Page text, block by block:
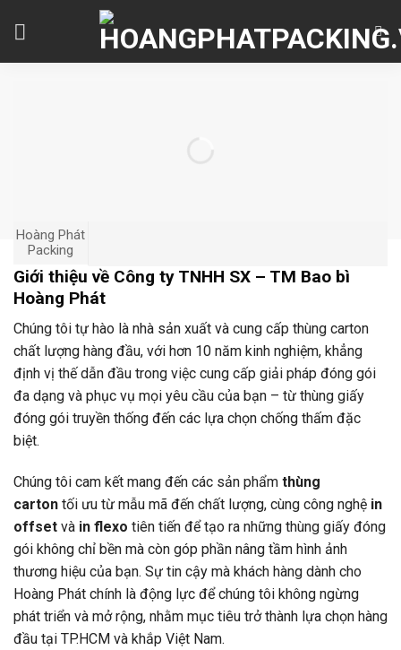
Hoàng Phát
Packing
Giới thiệu về Công ty TNHH SX – TM Bao bì
Hoàng Phát
Chúng tôi tự hào là nhà sản xuất và cung cấp thùng carton
chất lượng hàng đầu, với hơn 10 năm kinh nghiệm, khẳng
định vị thế dẫn đầu trong việc cung cấp giải pháp đóng gói
đa dạng và phục vụ mọi yêu cầu của bạn – từ thùng giấy
đóng gói truyền thống đến các lựa chọn chống thấm đặc
biệt.
Chúng tôi cam kết mang đến các sản phẩm thùng
carton tối ưu từ mẫu mã đến chất lượng, cùng công nghệ in
offset và in flexo tiên tiến để tạo ra những thùng giấy đóng
gói không chỉ bền mà còn góp phần nâng tầm hình ảnh
thương hiệu của bạn. Sự tin cậy mà khách hàng dành cho
Hoàng Phát chính là động lực để chúng tôi không ngừng
phát triển và mở rộng, nhằm mục tiêu trở thành lựa chọn hàng
đầu tại TP.HCM và khắp Việt Nam.